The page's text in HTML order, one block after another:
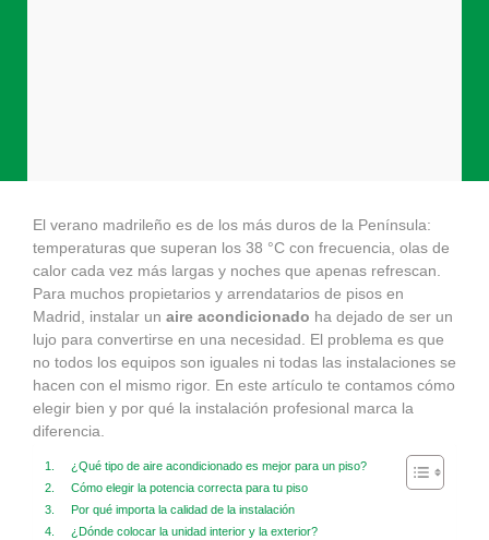
El verano madrileño es de los más duros de la Península:
temperaturas que superan los 38 °C con frecuencia, olas de
calor cada vez más largas y noches que apenas refrescan.
Para muchos propietarios y arrendatarios de pisos en
Madrid, instalar un aire acondicionado ha dejado de ser un
lujo para convertirse en una necesidad. El problema es que
no todos los equipos son iguales ni todas las instalaciones se
hacen con el mismo rigor. En este artículo te contamos cómo
elegir bien y por qué la instalación profesional marca la
diferencia.
¿Qué tipo de aire acondicionado es mejor para un piso?
Cómo elegir la potencia correcta para tu piso
Por qué importa la calidad de la instalación
¿Dónde colocar la unidad interior y la exterior?